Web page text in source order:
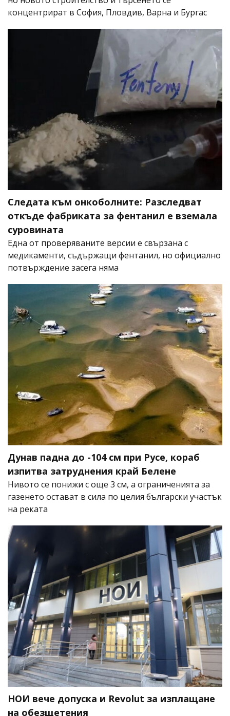
концентрират в София, Пловдив, Варна и Бургас
Следата към онкоболните: Разследват
откъде фабриката за фентанил е вземала
суровината
Една от проверяваните версии е свързана с
медикаменти, съдържащи фентанил, но официално
потвърждение засега няма
Дунав падна до -104 см при Русе, кораб
изпитва затруднения край Белене
Нивото се понижи с още 3 см, а ограниченията за
газенето остават в сила по целия български участък
на реката
НОИ вече допуска и Revolut за изплащане
на обезщетения